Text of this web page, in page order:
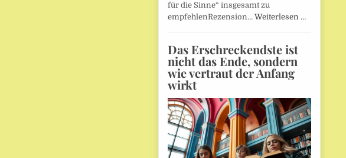
für die Sinne“ insgesamt zu
empfehlenRezension… Weiterlesen …
Das Erschreckendste ist
nicht das Ende, sondern
wie vertraut der Anfang
wirkt